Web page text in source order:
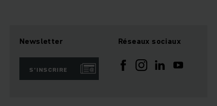
Newsletter
S’INSCRIRE
Réseaux sociaux